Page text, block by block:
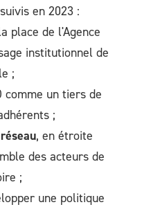
en 2023 :
place de l'Agence
institutionnel de
;
comme un tiers de
;
, en étroite
des acteurs de
;
une politique